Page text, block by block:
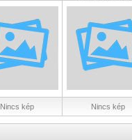
Nincs kép Nincs kép